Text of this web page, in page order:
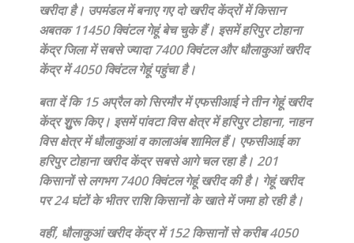
खरीदा है। उपमंडल में बनाए गए दो खरीद केंद्रों में किसान
अबतक 11450 क्विंटल गेहूं बेच चुके हैं। इसमें हरिपुर टोहाना
केंद्र जिला में सबसे ज्यादा 7400 क्विंटल और धौलाकुआं खरीद
केंद्र में 4050 क्विंटल गेहूं पहुंचा है।
बता दें कि 15 अप्रैल को सिरमौर में एफसीआई ने तीन गेहूं खरीद
केंद्र शुुुरू किए। इसमें पांवटा विस क्षेत्र में हरिपुर टोहाना, नाहन
विस क्षेत्र में धौलाकुआं व कालाअंब शामिल हैं। एफसीआई का
हरिपुर टोहाना खरीद केंद्र सबसे आगे चल रहा है। 201
किसानों से लगभग 7400 क्विंटल गेहूं खरीद की है। गेहूं खरीद
पर 24 घंटों के भीतर राशि किसानों के खाते में जमा हो रही है।
वहीं, धौलाकुआं खरीद केंद्र में 152 किसानों से करीब 4050